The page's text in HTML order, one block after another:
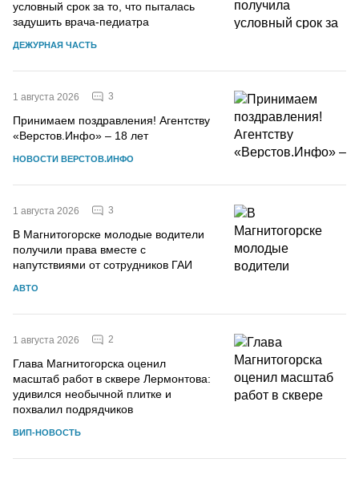
условный срок за то, что пыталась
задушить врача-педиатра
ДЕЖУРНАЯ ЧАСТЬ
1 августа 2026 3
Принимаем поздравления! Агентству
«Верстов.Инфо» – 18 лет
НОВОСТИ ВЕРСТОВ.ИНФО
1 августа 2026 3
В Магнитогорске молодые водители
получили права вместе с
напутствиями от сотрудников ГАИ
АВТО
1 августа 2026 2
Глава Магнитогорска оценил
масштаб работ в сквере Лермонтова:
удивился необычной плитке и
похвалил подрядчиков
ВИП-НОВОСТЬ